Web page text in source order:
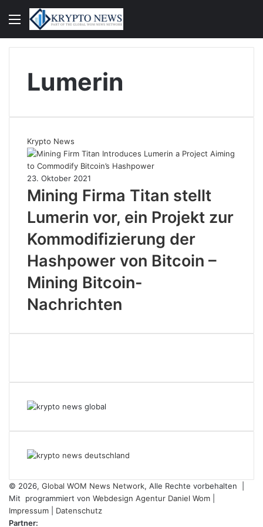
Menü
Lumerin
Krypto News
23. Oktober 2021
Mining Firma Titan stellt
Lumerin vor, ein Projekt zur
Kommodifizierung der
Hashpower von Bitcoin –
Mining Bitcoin-
Nachrichten
© 2026, Global WOM News Network, Alle Rechte vorbehalten |
Mit
programmiert von Webdesign Agentur Daniel Wom
Impressum
Datenschutz
Partner: